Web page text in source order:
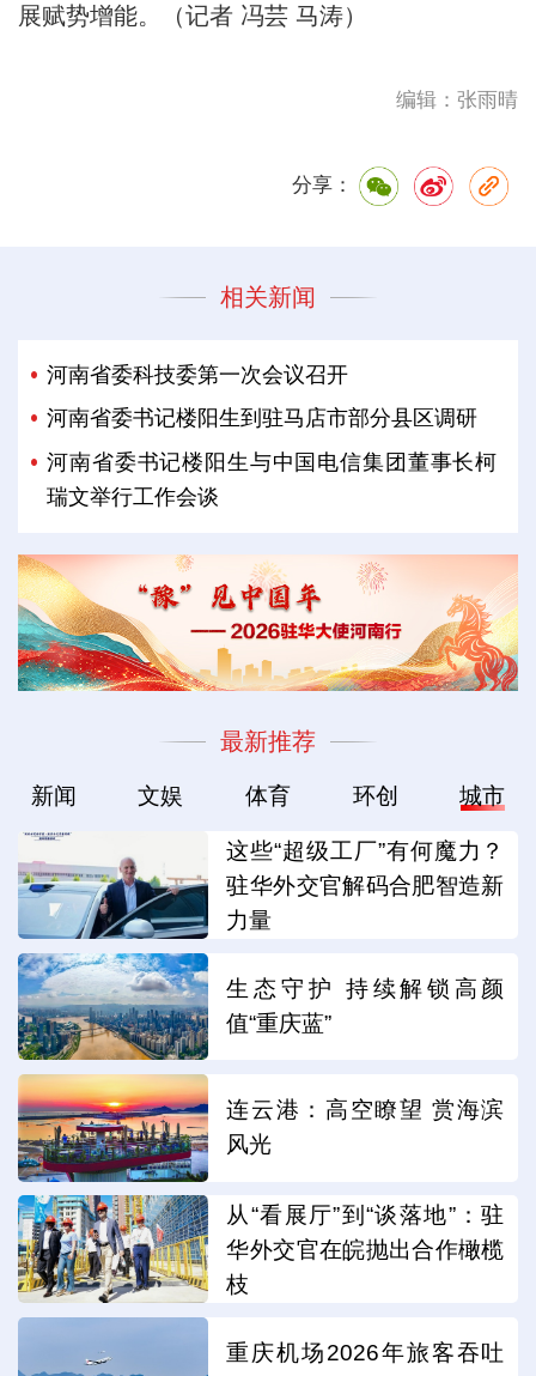
展赋势增能。（记者 冯芸 马涛）
编辑：张雨晴
分享：
相关新闻
河南省委科技委第一次会议召开
河南省委书记楼阳生到驻马店市部分县区调研
河南省委书记楼阳生与中国电信集团董事长柯
瑞文举行工作会谈
最新推荐
新闻 文娱 体育 环创 城市
这些“超级工厂”有何魔力？
驻华外交官解码合肥智造新
力量
生态守护 持续解锁高颜
值“重庆蓝”
连云港：高空瞭望 赏海滨
风光
从“看展厅”到“谈落地”：驻
华外交官在皖抛出合作橄榄
枝
重庆机场2026年旅客吞吐